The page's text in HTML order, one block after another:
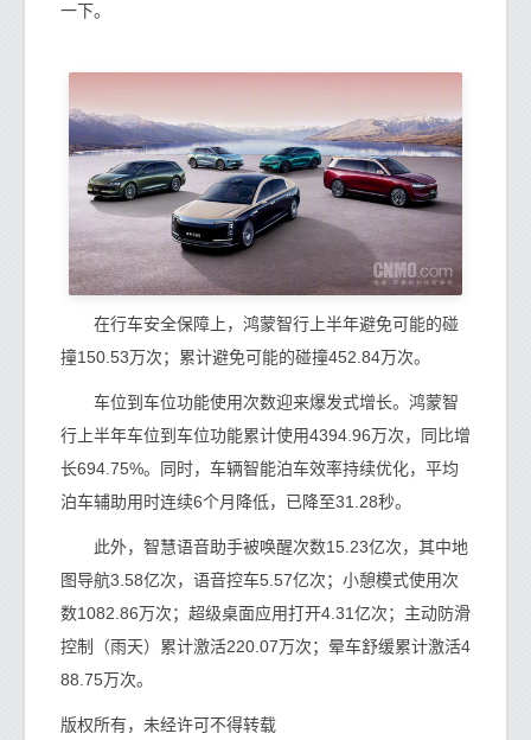
一下。
在行车安全保障上，鸿蒙智行上半年避免可能的碰
撞150.53万次；累计避免可能的碰撞452.84万次。
车位到车位功能使用次数迎来爆发式增长。鸿蒙智
行上半年车位到车位功能累计使用4394.96万次，同比增
长694.75%。同时，车辆智能泊车效率持续优化，平均
泊车辅助用时连续6个月降低，已降至31.28秒。
此外，智慧语音助手被唤醒次数15.23亿次，其中地
图导航3.58亿次，语音控车5.57亿次；小憩模式使用次
数1082.86万次；超级桌面应用打开4.31亿次；主动防滑
控制（雨天）累计激活220.07万次；晕车舒缓累计激活4
88.75万次。
版权所有，未经许可不得转载